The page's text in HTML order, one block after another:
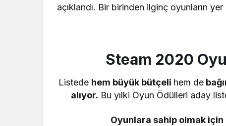
açıklandı. Bir birinden ilginç oyunların yer
Steam 2020
Listede hem büyük bütçeli hem de
alıyor. Bu yılki Oyun Ödülleri aday
Oyunlara sahip olmak